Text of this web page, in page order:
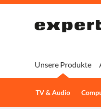
Unsere Produkte
TV & Audio